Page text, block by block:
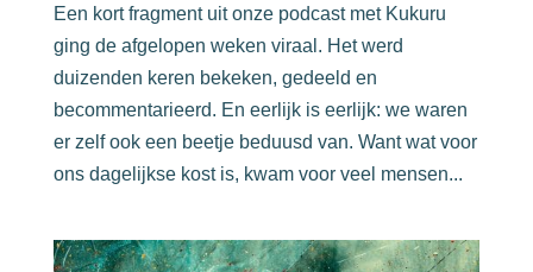
Een kort fragment uit onze podcast met Kukuru
ging de afgelopen weken viraal. Het werd
duizenden keren bekeken, gedeeld en
becommentarieerd. En eerlijk is eerlijk: we waren
er zelf ook een beetje beduusd van. Want wat voor
ons dagelijkse kost is, kwam voor veel mensen...